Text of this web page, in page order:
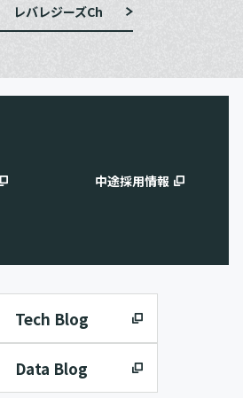
レバレジーズCh
中途採用情報
Tech Blog
Data Blog